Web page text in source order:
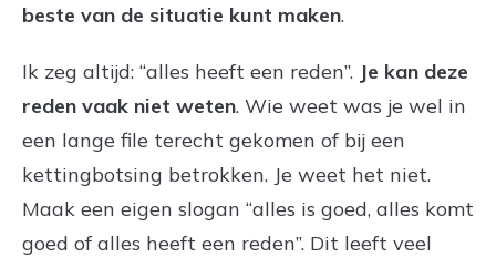
beste van de situatie kunt maken.
Ik zeg altijd: “alles heeft een reden”. Je kan deze
reden vaak niet weten. Wie weet was je wel in
een lange file terecht gekomen of bij een
kettingbotsing betrokken. Je weet het niet.
Maak een eigen slogan “alles is goed, alles komt
goed of alles heeft een reden”. Dit leeft veel